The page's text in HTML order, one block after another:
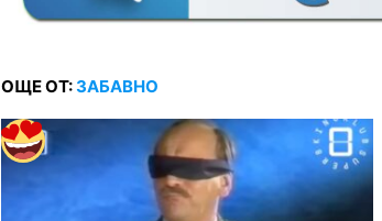
ОЩЕ ОТ:ЗАБАВНО